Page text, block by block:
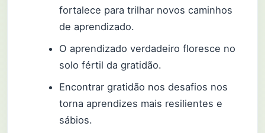
fortalece para trilhar novos caminhos
de aprendizado.
O aprendizado verdadeiro floresce no
solo fértil da gratidão.
Encontrar gratidão nos desafios nos
torna aprendizes mais resilientes e
sábios.